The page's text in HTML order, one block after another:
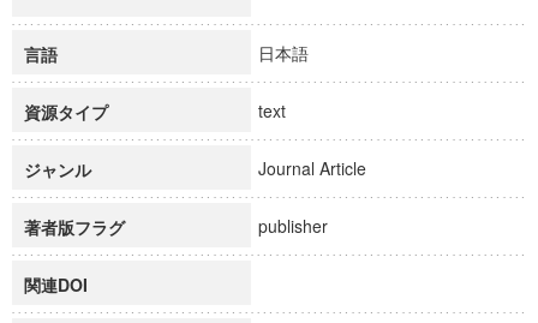
言語 日本語
資源タイプ text
ジャンル Journal Article
著者版フラグ publisher
関連DOI